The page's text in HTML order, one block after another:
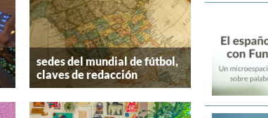
sedes del mundial de fútbol,
claves de redacción